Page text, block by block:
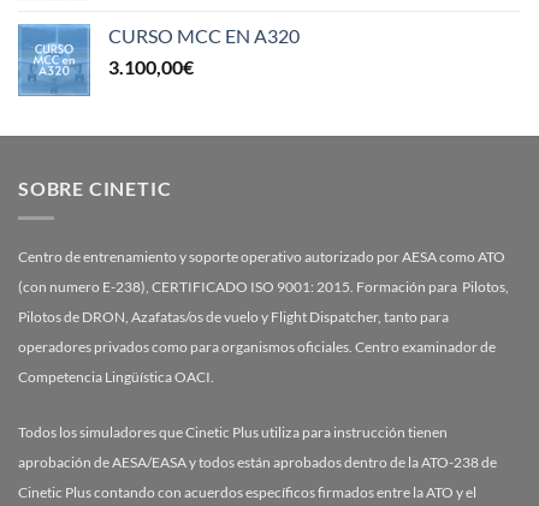
CURSO MCC EN A320
3.100,00€
SOBRE CINETIC
Centro de entrenamiento y soporte operativo autorizado por AESA como ATO
(con numero E-238), CERTIFICADO ISO 9001: 2015. Formación para Pilotos,
Pilotos de DRON, Azafatas/os de vuelo y Flight Dispatcher, tanto para
operadores privados como para organismos oficiales. Centro examinador de
Competencia Lingüística OACI.
Todos los simuladores que Cinetic Plus utiliza para instrucción tienen
aprobación de AESA/EASA y todos están aprobados dentro de la ATO-238 de
Cinetic Plus contando con acuerdos específicos firmados entre la ATO y el